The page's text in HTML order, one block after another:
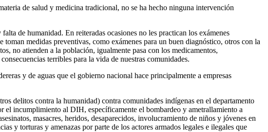
de salud y medicina tradicional, no se ha hecho ninguna intervención
de humanidad. En reiteradas ocasiones no les practican los exámenes
medidas preventivas, como exámenes para un buen diagnóstico, otros con la
no atienden a la población, igualmente pasa con los medicamentos,
terribles para la vida de nuestras comunidades.
y de aguas que el gobierno nacional hace principalmente a empresas
delitos contra la humanidad) contra comunidades indígenas en el departamento
el incumplimiento al DIH, específicamente el bombardeo y ametrallamiento a
masacres, heridos, desaparecidos, involucramiento de niños y jóvenes en
y torturas y amenazas por parte de los actores armados legales e ilegales que